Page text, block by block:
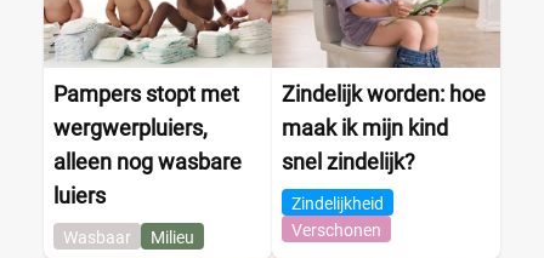
Pampers stopt met
wergwerpluiers,
alleen nog wasbare
luiers
Wasbaar Milieu
Zindelijk worden: hoe
maak ik mijn kind
snel zindelijk?
Zindelijkheid
Verschonen